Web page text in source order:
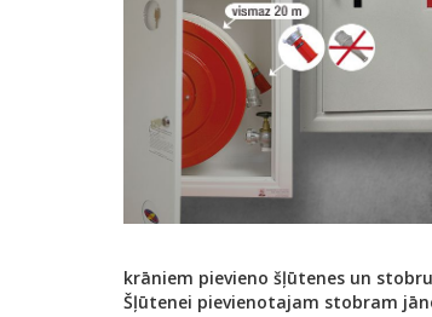
krāniem pievieno šļūtenes un
Šļūtenei pievienotajam stobram